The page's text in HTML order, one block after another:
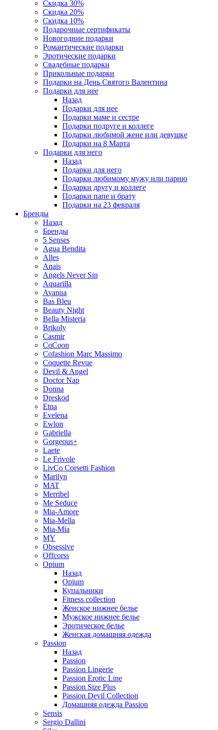
Скидка 30%
Скидка 20%
Скидка 10%
Подарочные сертификаты
Новогодние подарки
Романтические подарки
Эротические подарки
Свадебные подарки
Прикольные подарки
Подарки на День Святого Валентина
Подарки для нее
Назад
Подарки для нее
Подарки маме и сестре
Подарки подруге и коллеге
Подарки любимой жене или девушке
Подарки на 8 Марта
Подарки для него
Назад
Подарки для него
Подарки любимому мужу или парню
Подарки другу и коллеге
Подарки папе и брату
Подарки на 23 февраля
Бренды
Назад
Бренды
5 Senses
Agua Bendita
Alles
Anais
Angels Never Sin
Aquarilla
Avanua
Bas Bleu
Beauty Night
Bella Misteria
Brikoly
Casmir
CoCoon
Cofashion Marc Massimo
Coquette Revue
Devil & Angel
Doctor Nap
Donna
Dreskod
Etna
Evelena
Ewlon
Gabriella
Gorgeous+
Laete
Le Frivole
LivCo Corsetti Fashion
Marilyn
MAT
Merribel
Me Seduce
Mia-Amore
Mia-Mella
Mia-Mia
MY
Obsessive
Offcorss
Opium
Назад
Opium
Купальники
Fitness collection
Женское нижнее белье
Мужское нижнее белье
Эротическое белье
Женская домашняя одежда
Passion
Назад
Passion
Passion Lingerie
Passion Erotic Line
Passion Size Plus
Passion Devil Collection
Домашняя одежда Passion
Sensis
Sergio Dallini